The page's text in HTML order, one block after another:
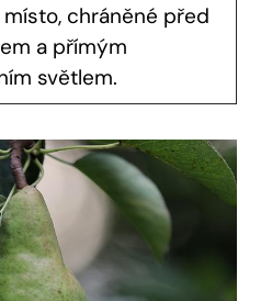
chráněné před
a přímým
světlem.